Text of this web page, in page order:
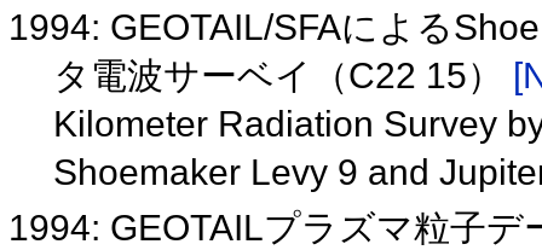
1994: GEOTAIL/SFAによる
タ電波サーベイ（C22 15）
Kilometer Radiation Survey
Shoemaker Levy 9 and
1994: GEOTAILプラズマ粒子